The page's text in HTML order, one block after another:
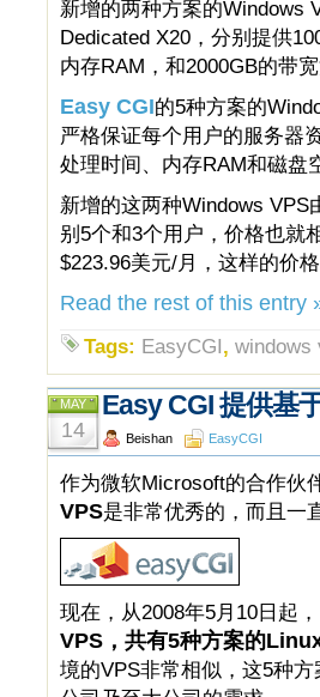
新增的两种方案的Windows
Dedicated X20，分别提供
内存RAM，和2000GB的带
Easy CGI的5种方案的
严格保证每个用户的服务器
处理时间、内存RAM和磁盘
新增的这两种Windows
别5个和3个用户，价格也就
$223.96美元/月，这样的价
Read the rest of this entry
Tags: EasyCGI, windows
MAY
14
Easy CGI 提供基
Beishan EasyCGI
作为微软Microsoft的合作伙
VPS是非常优秀的，而且一
现在，从2008年5月10日起，
VPS，共有5种方案的
境的VPS非常相似，这5种